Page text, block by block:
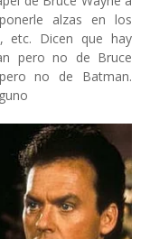
alzas en los
etc. Dicen que hay
pero no de Bruce
no de Batman.